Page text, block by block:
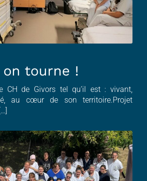
on tourne !
CH de Givors tel qu’il est : vivant,
au cœur de son territoire.Projet